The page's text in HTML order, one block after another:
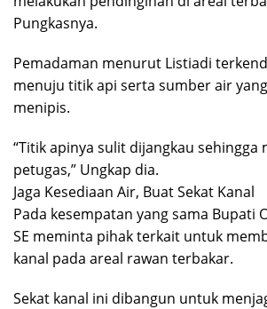
Pungkasnya.
Pemadaman menurut Listiadi
menuju titik api serta sumber air
menipis.
“Titik apinya sulit dijangkau sehingga
petugas,” Ungkap dia.
Jaga Kesediaan Air, Buat Sekat Kanal
Pada kesempatan yang sama Bupati
SE meminta pihak terkait untuk
kanal pada areal rawan terbakar.
Sekat kanal ini dibangun untuk